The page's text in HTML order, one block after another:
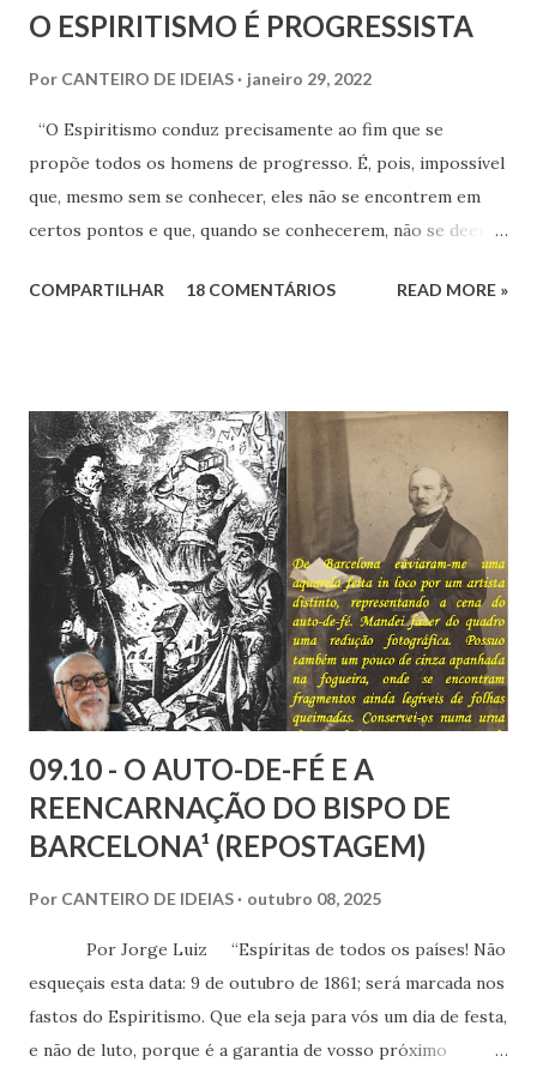
O ESPIRITISMO É PROGRESSISTA
Por CANTEIRO DE IDEIAS janeiro 29, 2022
“O Espiritismo conduz precisamente ao fim que se
propõe todos os homens de progresso. É, pois, impossível
que, mesmo sem se conhecer, eles não se encontrem em
certos pontos e que, quando se conhecerem, não se deem -
inimigos comuns: os preconceitos sociais, a rotina, o
mais rico e produtivo por ele nos é ofertado. As relações
que a Doutrina Espírita estabelece com as questões sociais
e as ciências humanas, nos faculta, nos muni de
conhecimentos, condições e recursos para atravessarmos
as nossas encarnações como Espíritos mais atuantes com o
mundo social ao qual fazemos parte.
COMPARTILHAR 18 COMENTÁRIOS READ MORE »
09.10 - O AUTO-DE-FÉ E A
REENCARNAÇÃO DO BISPO DE
BARCELONA¹ (REPOSTAGEM)
Por CANTEIRO DE IDEIAS outubro 08, 2025
Por Jorge Luiz “Espíritas de todos os países! Não
esqueçais esta data: 9 de outubro de 1861; será marcada nos
fastos do Espiritismo. Que ela seja para vós um dia de festa,
e não de luto, porque é a garantia de vosso próximo